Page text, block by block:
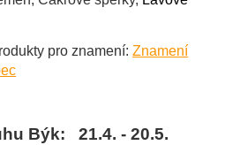
pro znamení:Znamení
Býk: 21.4. - 20.5.